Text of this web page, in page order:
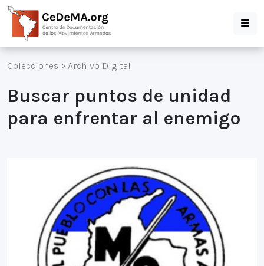
Colecciones > Archivo Digital
Buscar puntos de unidad
para enfrentar al enemigo